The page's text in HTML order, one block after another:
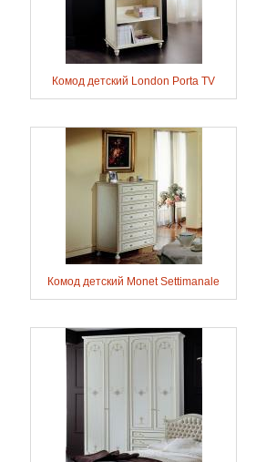
Комод детский London Porta TV
Комод детский Monet Settimanale